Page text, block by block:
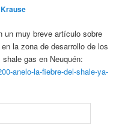
un muy breve artículo sobre
la zona de desarrollo de los
gas en Neuquén:
anelo-la-fiebre-del-shale-ya-